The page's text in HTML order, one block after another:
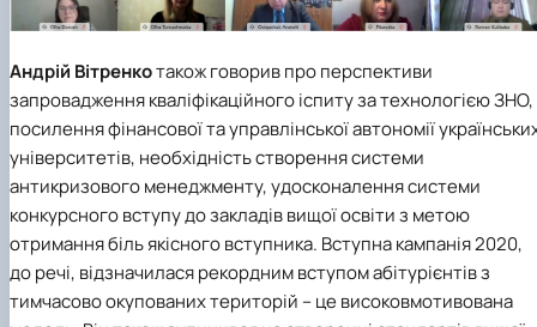
Андрій Вітренкотакож говорив про перспективи
запровадження кваліфікаційного іспиту за технологією ЗНО,
посилення фінансової та управлінської автономії
університетів, необхідність створення системи
антикризового менеджменту, удосконалення системи
конкурсного вступу до закладів вищої освіти з метою
отримання біль якісного вступника. Вступна кампанія 2020,
до речі, відзначилася рекордним вступом абітурієнтів з
тимчасово окупованих територій – це високовмотивована